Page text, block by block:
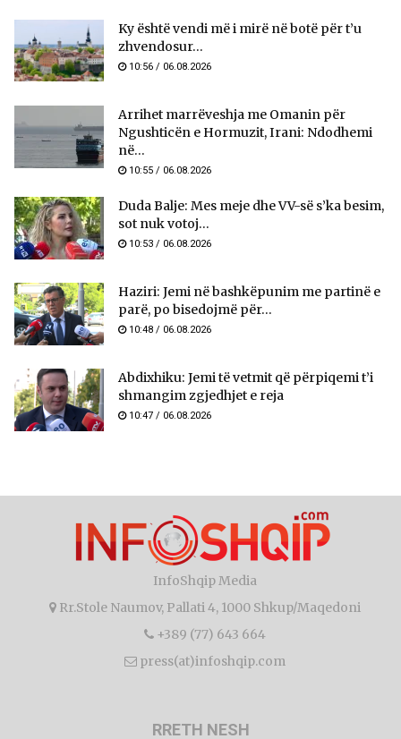
Ky është vendi më i mirë në botë për t’u
zhvendosur...
10:56 / 06.08.2026
Arrihet marrëveshja me Omanin për
Ngushticën e Hormuzit, Irani: Ndodhemi
në...
10:55 / 06.08.2026
Duda Balje: Mes meje dhe VV-së s’ka besim,
sot nuk votoj...
10:53 / 06.08.2026
Haziri: Jemi në bashkëpunim me partinë e
parë, po bisedojmë për...
10:48 / 06.08.2026
Abdixhiku: Jemi të vetmit që përpiqemi t’i
shmangim zgjedhjet e reja
10:47 / 06.08.2026
InfoShqip Media
Rr.Stole Naumov, Pallati 4, 1000 Shkup/Maqedoni
+389 (77) 643 664
press(at)infoshqip.com
RRETH NESH